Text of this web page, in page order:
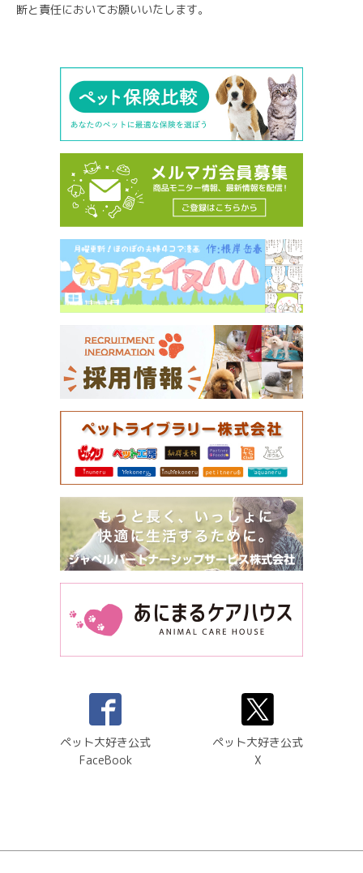
断と責任においてお願いいたします。
ペット大好き公式
FaceBook
ペット大好き公式
X